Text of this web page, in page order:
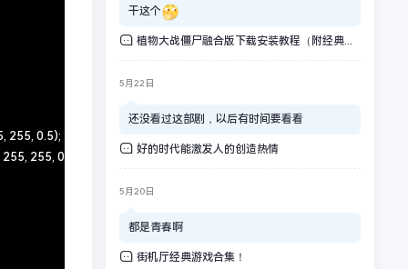
干这个
植物大战僵尸融合版下载安装教程（附经典版）
5月22日
还没看过这部剧，以后有时间要看看
好的时代能激发人的创造热情
5月20日
都是青春啊
街机厅经典游戏合集！